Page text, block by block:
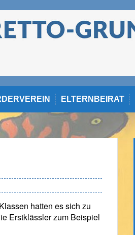
ELTERNBEIRAT
hatten es sich zu
Erstklässler zum Beispiel